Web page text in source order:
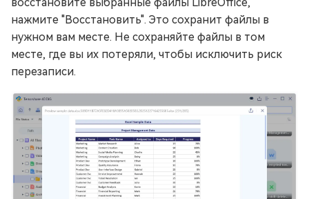
нажмите "Восстановить". Это сохранит файлы в
нужном вам месте. Не сохраняйте файлы в том
месте, где вы их потеряли, чтобы исключить риск
перезаписи.